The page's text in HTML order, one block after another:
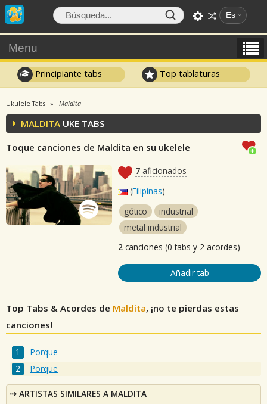
Es
Menu
Principiante tabs Top tablaturas
Ukulele Tabs Maldita
MALDITA UKE TABS
Toque canciones de Maldita en su ukelele
7 aficionados
(Filipinas)
gótico
industrial
metal industrial
2 canciones (0 tabs y 2 acordes)
Añadir tab
Top Tabs & Acordes de Maldita, ¡no te pierdas estas
canciones!
Porque
Porque
ARTISTAS SIMILARES A MALDITA